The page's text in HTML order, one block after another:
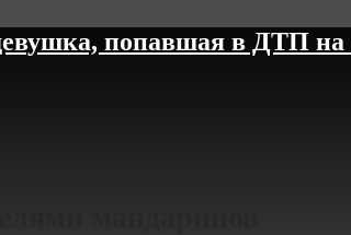
попавшая в ДТП на
мандаринов